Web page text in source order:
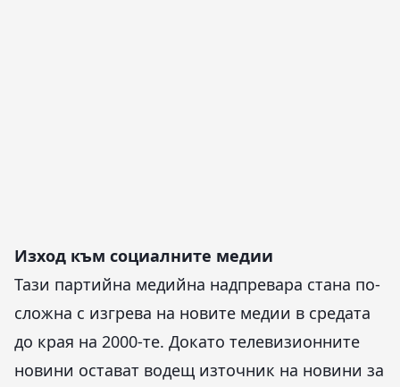
Изход към социалните медии
Тази партийна медийна надпревара стана по-
сложна с изгрева на новите медии в средата
до края на 2000-те. Докато телевизионните
новини остават водещ източник на новини за